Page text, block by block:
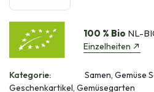
100 % Bio NL-
Einzelheiten
Kategorie:
Samen, Gemüse
Geschenkartikel, Gemüsegarten